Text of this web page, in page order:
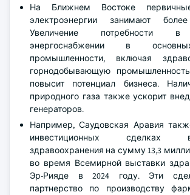
На Ближнем Востоке
электроэнергии занимают
Увеличение потребности в
энергоснабжении в
промышленности, включая
горнодобывающую
повысит потенциал бизнеса.
природного газа также ускорит
генераторов.
Например, Саудовская Аравия
инвестиционных
здравоохранения на сумму 13,3
во время Всемирной выставки
Эр-Рияде в 2024 году. Эти
партнерство по производству